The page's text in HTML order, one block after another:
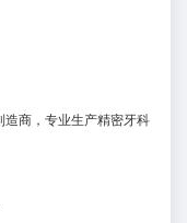
商，专业生产精密牙科